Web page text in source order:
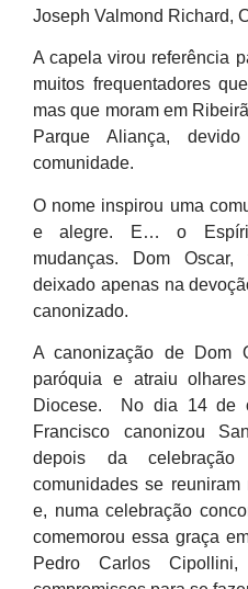
Joseph Valmond Richard,
A capela virou referência
muitos frequentadores
mas que moram em
Parque Aliança,
comunidade.
O nome inspirou uma
e alegre. E… o
mudanças. Dom
deixado apenas na
canonizado.
A canonização de Dom
paróquia e atraiu
Diocese. No dia 14 de
Francisco canonizou
depois da
comunidades se
e, numa celebração
comemorou essa graça
Pedro Carlos